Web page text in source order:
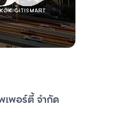
เพอร์ตี้ จำกัด